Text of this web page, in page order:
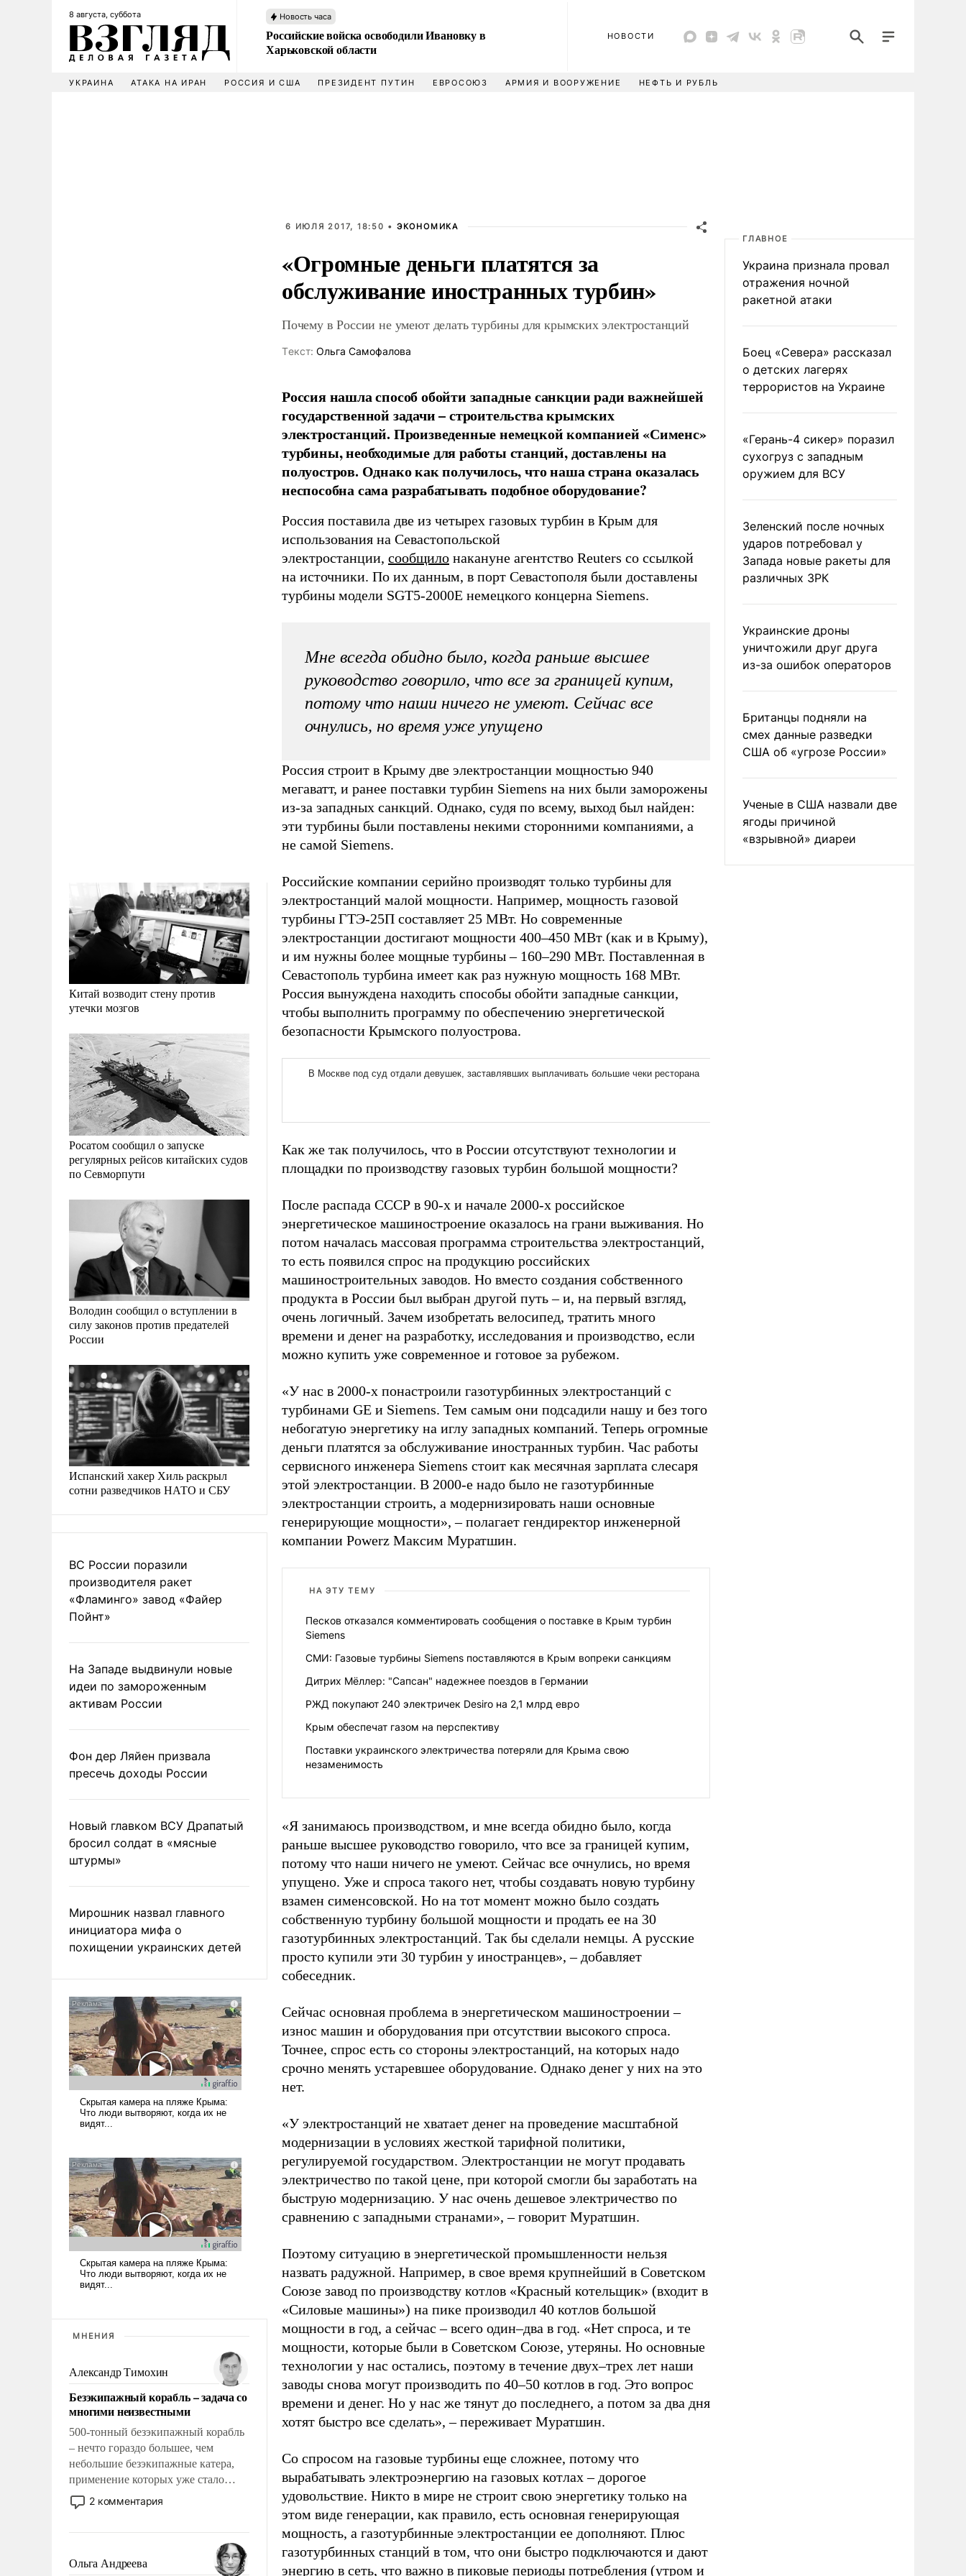
8 августа, суббота Новость часа
Российские войска освободили Ивановку в
Харьковской области
НОВОСТИ
УКРАИНА АТАКА НА ИРАН РОССИЯ И США ПРЕЗИДЕНТ ПУТИН ЕВРОСОЮЗ АРМИЯ И ВООРУЖЕНИЕ НЕФТЬ И РУБЛЬ
Китай возводит стену против
утечки мозгов
Росатом сообщил о запуске
регулярных рейсов китайских судов
по Севморпути
Володин сообщил о вступлении в
силу законов против предателей
России
Испанский хакер Хиль раскрыл
сотни разведчиков НАТО и СБУ
ВС России поразили
производителя ракет
«Фламинго» завод «Файер
Пойнт»
На Западе выдвинули новые
идеи по замороженным
активам России
Фон дер Ляйен призвала
пресечь доходы России
Новый главком ВСУ Драпатый
бросил солдат в «мясные
штурмы»
Мирошник назвал главного
инициатора мифа о
похищении украинских детей
МНЕНИЯ
Александр Тимохин
Безэкипажный корабль – задача со
многими неизвестными
500-тонный безэкипажный корабль
– нечто гораздо большее, чем
небольшие безэкипажные катера,
применение которых уже стало
обыденностью. Задача по созданию
такого корабля очень сложна и
реализация радикально поднимет
наши боевые возможности.
2 комментария
Ольга Андреева
6 ИЮЛЯ 2017, 18:50 • ЭКОНОМИКА
«Огромные деньги платятся за
обслуживание иностранных турбин»
Почему в России не умеют делать турбины для крымских электростанций
Tекст: Ольга Самофалова
Россия нашла способ обойти западные санкции ради важнейшей
государственной задачи – строительства крымских
электростанций. Произведенные немецкой компанией «Сименс»
турбины, необходимые для работы станций, доставлены на
полуостров. Однако как получилось, что наша страна оказалась
неспособна сама разрабатывать подобное оборудование?
Россия поставила две из четырех газовых турбин в Крым для
использования на Севастопольской
электростанции, сообщило накануне агентство Reuters со ссылкой
на источники. По их данным, в порт Севастополя были доставлены
турбины модели SGT5-2000E немецкого концерна Siemens.
Мне всегда обидно было, когда раньше высшее
руководство говорило, что все за границей купим,
потому что наши ничего не умеют. Сейчас все
очнулись, но время уже упущено
Россия строит в Крыму две электростанции мощностью 940
мегаватт, и ранее поставки турбин Siemens на них были заморожены
из-за западных санкций. Однако, судя по всему, выход был найден:
эти турбины были поставлены некими сторонними компаниями, а
не самой Siemens.
Российские компании серийно производят только турбины для
электростанций малой мощности. Например, мощность газовой
турбины ГТЭ-25П составляет 25 МВт. Но современные
электростанции достигают мощности 400–450 МВт (как и в Крыму),
и им нужны более мощные турбины – 160–290 МВт. Поставленная в
Севастополь турбина имеет как раз нужную мощность 168 МВт.
Россия вынуждена находить способы обойти западные санкции,
чтобы выполнить программу по обеспечению энергетической
безопасности Крымского полуострова.
Как же так получилось, что в России отсутствуют технологии и
площадки по производству газовых турбин большой мощности?
После распада СССР в 90-х и начале 2000-х российское
энергетическое машиностроение оказалось на грани выживания. Но
потом началась массовая программа строительства электростанций,
то есть появился спрос на продукцию российских
машиностроительных заводов. Но вместо создания собственного
продукта в России был выбран другой путь – и, на первый взгляд,
очень логичный. Зачем изобретать велосипед, тратить много
времени и денег на разработку, исследования и производство, если
можно купить уже современное и готовое за рубежом.
«У нас в 2000-х понастроили газотурбинных электростанций с
турбинами GE и Siemens. Тем самым они подсадили нашу и без того
небогатую энергетику на иглу западных компаний. Теперь огромные
деньги платятся за обслуживание иностранных турбин. Час работы
сервисного инженера Siemens стоит как месячная зарплата слесаря
этой электростанции. В 2000-е надо было не газотурбинные
электростанции строить, а модернизировать наши основные
генерирующие мощности», – полагает гендиректор инженерной
компании Powerz Максим Муратшин.
НА ЭТУ ТЕМУ
Песков отказался комментировать сообщения о поставке в Крым турбин
Siemens
СМИ: Газовые турбины Siemens поставляются в Крым вопреки санкциям
Дитрих Мёллер: "Сапсан" надежнее поездов в Германии
РЖД покупают 240 электричек Desiro на 2,1 млрд евро
Крым обеспечат газом на перспективу
Поставки украинского электричества потеряли для Крыма свою
незаменимость
«Я занимаюсь производством, и мне всегда обидно было, когда
раньше высшее руководство говорило, что все за границей купим,
потому что наши ничего не умеют. Сейчас все очнулись, но время
упущено. Уже и спроса такого нет, чтобы создавать новую турбину
взамен сименсовской. Но на тот момент можно было создать
собственную турбину большой мощности и продать ее на 30
газотурбинных электростанций. Так бы сделали немцы. А русские
просто купили эти 30 турбин у иностранцев», – добавляет
собеседник.
Сейчас основная проблема в энергетическом машиностроении –
износ машин и оборудования при отсутствии высокого спроса.
Точнее, спрос есть со стороны электростанций, на которых надо
срочно менять устаревшее оборудование. Однако денег у них на это
нет.
«У электростанций не хватает денег на проведение масштабной
модернизации в условиях жесткой тарифной политики,
регулируемой государством. Электростанции не могут продавать
электричество по такой цене, при которой смогли бы заработать на
быструю модернизацию. У нас очень дешевое электричество по
сравнению с западными странами», – говорит Муратшин.
Поэтому ситуацию в энергетической промышленности нельзя
назвать радужной. Например, в свое время крупнейший в Советском
Союзе завод по производству котлов «Красный котельщик» (входит в
«Силовые машины») на пике производил 40 котлов большой
мощности в год, а сейчас – всего один–два в год. «Нет спроса, и те
мощности, которые были в Советском Союзе, утеряны. Но основные
технологии у нас остались, поэтому в течение двух–трех лет наши
заводы снова могут производить по 40–50 котлов в год. Это вопрос
времени и денег. Но у нас же тянут до последнего, а потом за два дня
хотят быстро все сделать», – переживает Муратшин.
Со спросом на газовые турбины еще сложнее, потому что
вырабатывать электроэнергию на газовых котлах – дорогое
удовольствие. Никто в мире не строит свою энергетику только на
этом виде генерации, как правило, есть основная генерирующая
мощность, а газотурбинные электростанции ее дополняют. Плюс
газотурбинных станций в том, что они быстро подключаются и дают
энергию в сеть, что важно в пиковые периоды потребления (утром и
ГЛАВНОЕ
Украина признала провал
отражения ночной
ракетной атаки
Боец «Севера» рассказал
о детских лагерях
террористов на Украине
«Герань-4 сикер» поразил
сухогруз с западным
оружием для ВСУ
Зеленский после ночных
ударов потребовал у
Запада новые ракеты для
различных ЗРК
Украинские дроны
уничтожили друг друга
из-за ошибок операторов
Британцы подняли на
смех данные разведки
США об «угрозе России»
Ученые в США назвали две
ягоды причиной
«взрывной» диареи